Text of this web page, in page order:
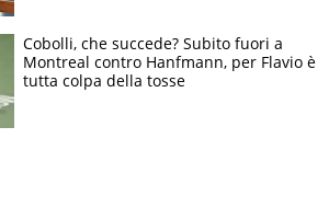
Cobolli, che succede? Subito fuori a
Montreal contro Hanfmann, per Flavio è
tutta colpa della tosse